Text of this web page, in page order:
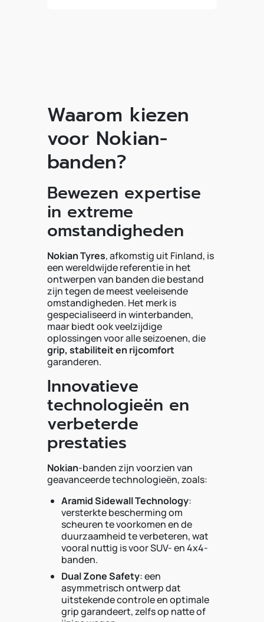
Waarom kiezen
voor Nokian-
banden?
Bewezen expertise
in extreme
omstandigheden
Nokian Tyres, afkomstig uit Finland, is
een wereldwijde referentie in het
ontwerpen van banden die bestand
zijn tegen de meest veeleisende
omstandigheden. Het merk is
gespecialiseerd in winterbanden,
maar biedt ook veelzijdige
oplossingen voor alle seizoenen, die
grip, stabiliteit en rijcomfort
garanderen.
Innovatieve
technologieën en
verbeterde
prestaties
Nokian-banden zijn voorzien van
geavanceerde technologieën, zoals:
Aramid Sidewall Technology:
versterkte bescherming om
scheuren te voorkomen en de
duurzaamheid te verbeteren, wat
vooral nuttig is voor SUV- en 4x4-
banden.
Dual Zone Safety: een
asymmetrisch ontwerp dat
uitstekende controle en optimale
grip garandeert, zelfs op natte of